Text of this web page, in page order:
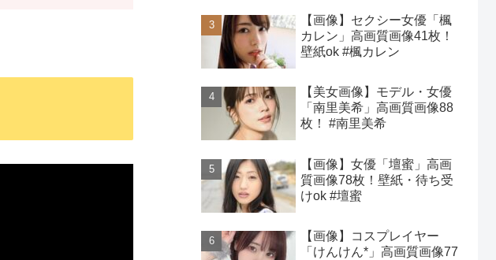
【画像】セクシー女優「楓
カレン」高画質画像41枚！
壁紙ok #楓カレン
【美女画像】モデル・女優
「南里美希」高画質画像88
枚！ #南里美希
【画像】女優「壇蜜」高画
質画像78枚！壁紙・待ち受
けok #壇蜜
【画像】コスプレイヤー
「けんけん*」高画質画像77